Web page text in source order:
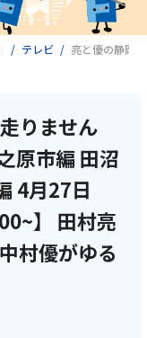
テレビ 亮と優の静岡
りません
原市編 田沼
4月27日
】 田村亮
村優がゆる